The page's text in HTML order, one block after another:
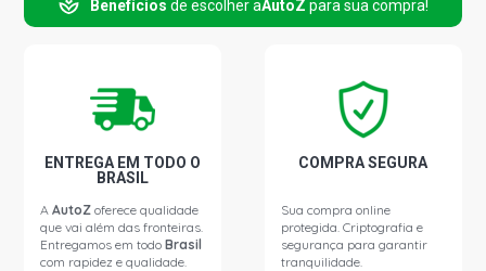
L1614 STD CAMINHAO 6.0 12V OM366 DIESEL (1989 -
1995)
L1618 STD CAMINHAO 6.0 12V OM366A DIESEL (1987 -
L1620 STD CAMINHAO 6.0 12V OM366A DIESEL (1995 -
L1620 STD CAMINHAO 6.0 12V OM366LA DIESEL (1995 -
2004)
Benefícios de escolher aAutoZ para sua compra!
ENTREGA EM TODO O
BRASIL
AAutoZ oferece qualidade
que vai além das fronteiras.
Entregamos em todoBrasil
com rapidez e qualidade.
COMPRA SEGURA
Sua compra online
protegida. Criptografia e
segurança para garantir
tranquilidade.